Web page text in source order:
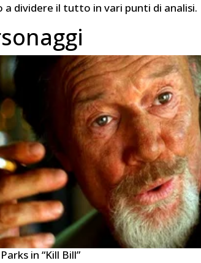
a dividere il tutto in vari punti di analisi.
in “Kill Bill”